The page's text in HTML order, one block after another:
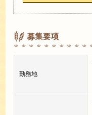
募集要項
勤務地